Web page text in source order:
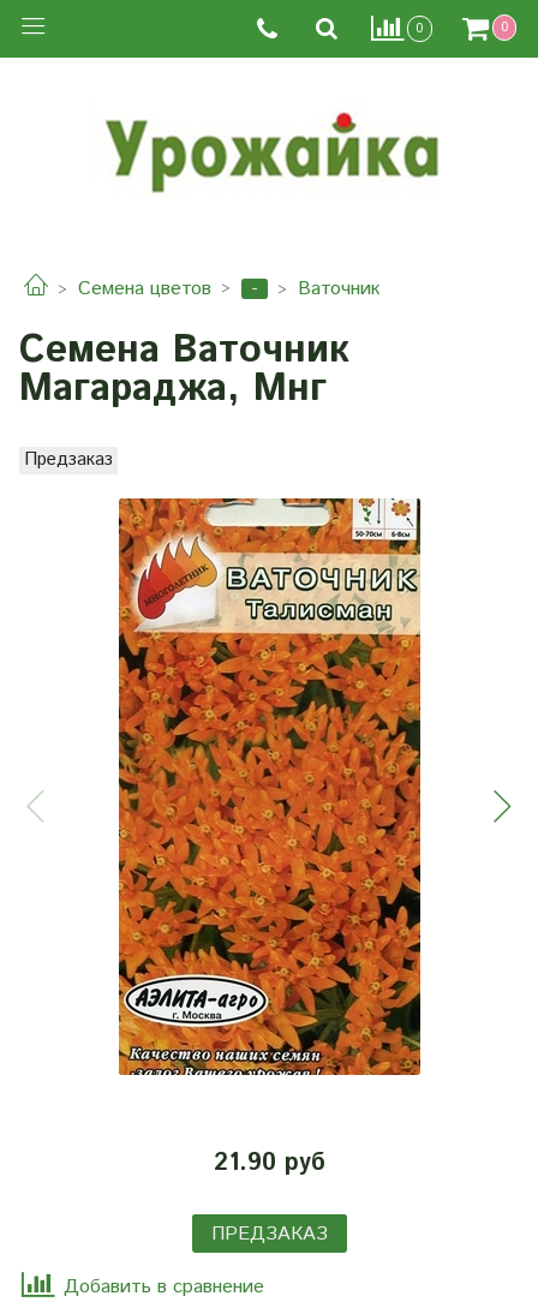
0 0
Семена цветов - Ваточник
Семена Ваточник
Магараджа, Мнг
Предзаказ
21.90 руб
ПРЕДЗАКАЗ
Добавить в сравнение